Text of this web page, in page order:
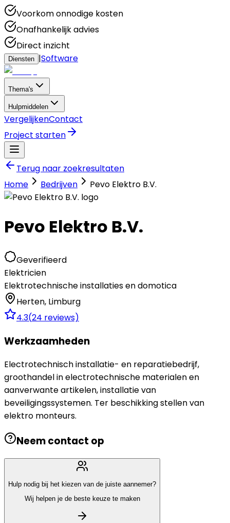
Voorkom onnodige kosten
Onafhankelijk advies
Direct inzicht
Diensten |Software
Thema's
Hulpmiddelen
VergelijkenContact
Project starten
Terug naar zoekresultaten
Home
Bedrijven Pevo Elektro B.V.
Pevo Elektro B.V.
Geverifieerd
Elektricien
Elektrotechnische installaties en domotica
Herten, Limburg
4.3(24 reviews)
Werkzaamheden
Electrotechnisch installatie- en reparatiebedrijf,
groothandel in electrotechnische materialen en
aanverwante artikelen, installatie van
beveiligingssystemen. Ter beschikking stellen van
elektro monteurs.
Neem contact op
Hulp nodig bij het kiezen van de juiste aannemer?
Wij helpen je de beste keuze te maken